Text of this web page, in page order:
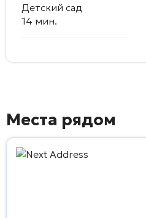
Детский сад
14 мин.
Места рядом